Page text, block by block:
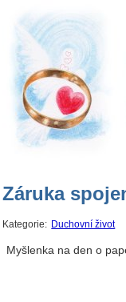
Záruka
Kategorie: Duchovní život
Myšlenka na den o